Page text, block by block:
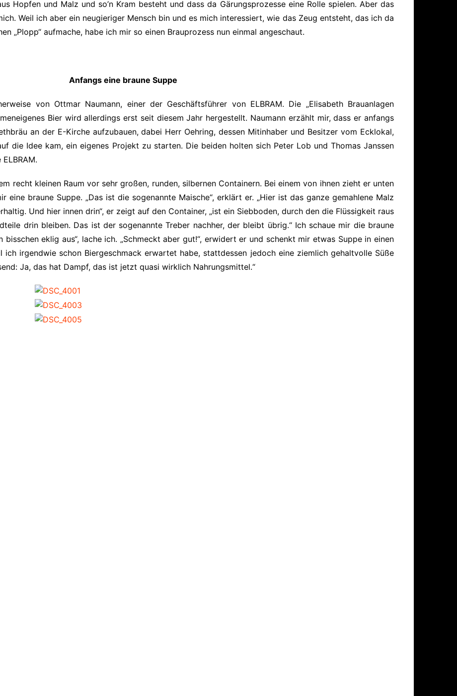
Hopfen und Malz und so’n Kram besteht und dass da Gärungsprozesse eine Rolle spielen. Aber das
Weil ich aber ein neugieriger Mensch bin und es mich interessiert, wie das Zeug entsteht, das ich da
„Plopp“ aufmache, habe ich mir so einen Brauprozess nun einmal angeschaut.
Anfangs eine braune Suppe
von Ottmar Naumann, einer der Geschäftsführer von ELBRAM. Die „Elisabeth Brauanlagen
Bier wird allerdings erst seit diesem Jahr hergestellt. Naumann erzählt mir, dass er anfangs
an der E-Kirche aufzubauen, dabei Herr Oehring, dessen Mitinhaber und Besitzer vom Ecklokal,
die Idee kam, ein eigenes Projekt zu starten. Die beiden holten sich Peter Lob und Thomas Janssen
recht kleinen Raum vor sehr großen, runden, silbernen Containern. Bei einem von ihnen zieht er unten
eine braune Suppe. „Das ist die sogenannte Maische“, erklärt er. „Hier ist das ganze gemahlene Malz
Und hier innen drin“, er zeigt auf den Container, „ist ein Siebboden, durch den die Flüssigkeit raus
drin bleiben. Das ist der sogenannte Treber nachher, der bleibt übrig.“ Ich schaue mir die braune
bisschen eklig aus“, lache ich. „Schmeckt aber gut!“, erwidert er und schenkt mir etwas Suppe in einen
ich irgendwie schon Biergeschmack erwartet habe, stattdessen jedoch eine ziemlich gehaltvolle Süße
Ja, das hat Dampf, das ist jetzt quasi wirklich Nahrungsmittel.“